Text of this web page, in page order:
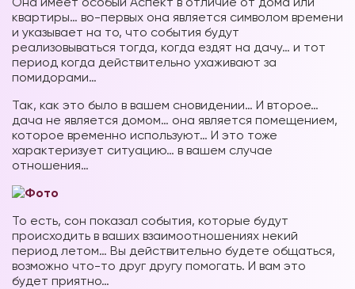
квартиры… во-первых она является символом времени
и указывает на то, что события будут
реализовываться тогда, когда ездят на дачу… и тот
период когда действительно ухаживают за
помидорами…
Так, как это было в вашем сновидении… И второе…
дача не является домом… она является помещением,
которое временно используют… И это тоже
характеризует ситуацию… в вашем случае
отношения…
То есть, сон показал события, которые будут
происходить в ваших взаимоотношениях некий
период летом… Вы действительно будете общаться,
возможно что-то друг другу помогать. И вам это
будет приятно…